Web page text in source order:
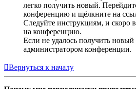
легко получить новый.
конференцию и щёлкните на
Следуйте инструкциям, и скоро
на конференцию.
Если не удалось получить новый
администратором конференции.
Вернуться к началу